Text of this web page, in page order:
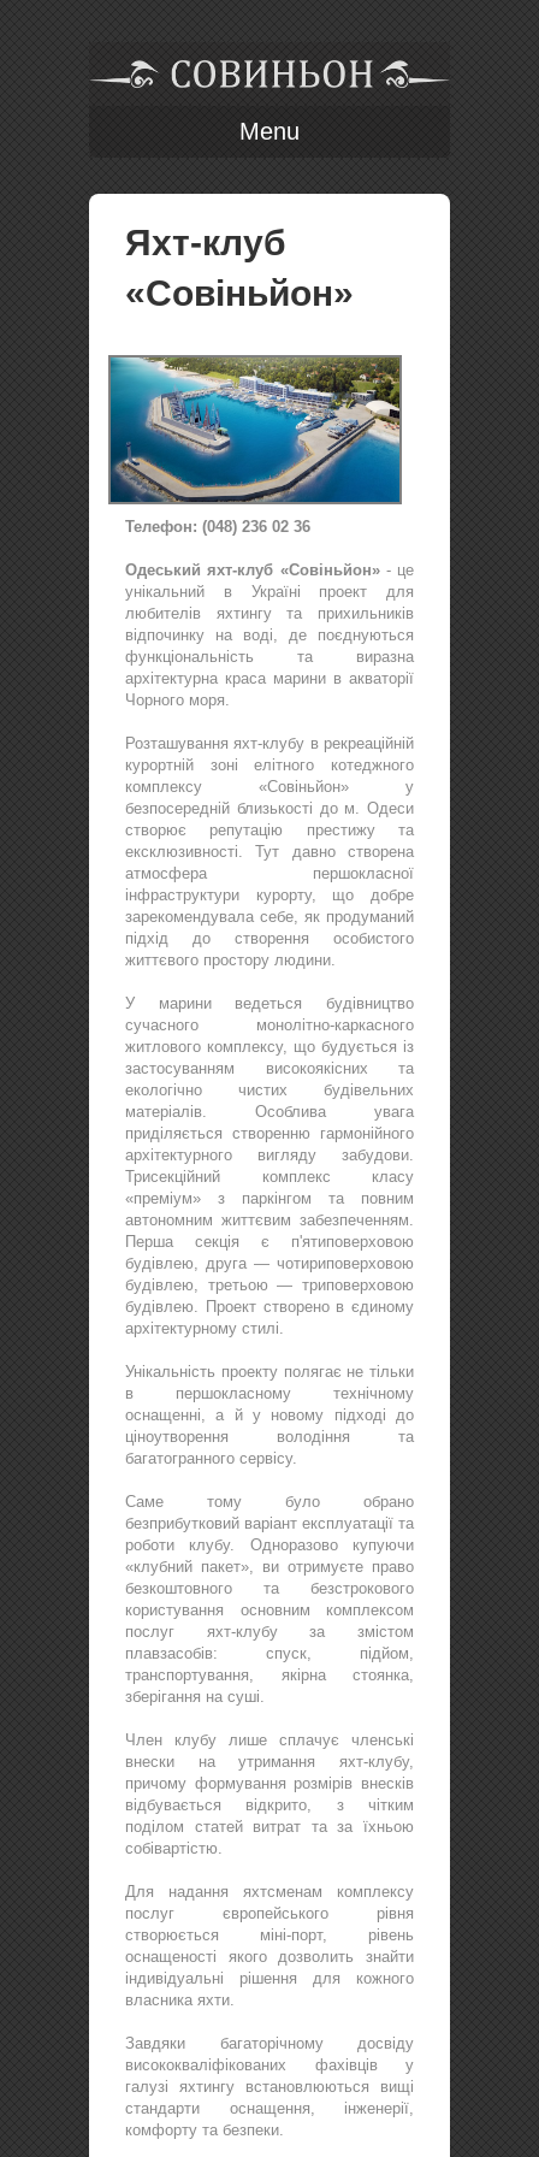
Menu
Яхт-клуб
«Совіньйон»
Телефон: (048) 236 02 36
Одеський яхт-клуб «Совіньйон»- це
унікальний в Україні проект для
любителів яхтингу та прихильників
відпочинку на воді, де поєднуються
функціональність та виразна
архітектурна краса марини в акваторії
Чорного моря.
Розташування яхт-клубу в рекреаційній
курортній зоні елітного котеджного
комплексу «Совіньйон» у
безпосередній близькості до м. Одеси
створює репутацію престижу та
ексклюзивності. Тут давно створена
атмосфера першокласної
інфраструктури курорту, що добре
зарекомендувала себе, як продуманий
підхід до створення особистого
життєвого простору людини.
У марини ведеться будівництво
сучасного монолітно-каркасного
житлового комплексу, що будується із
застосуванням високоякісних та
екологічно чистих будівельних
матеріалів. Особлива увага
приділяється створенню гармонійного
архітектурного вигляду забудови.
Трисекційний комплекс класу
«преміум» з паркінгом та повним
автономним життєвим забезпеченням.
Перша секція є п'ятиповерховою
будівлею, друга — чотириповерховою
будівлею, третьою — триповерховою
будівлею. Проект створено в єдиному
архітектурному стилі.
Унікальність проекту полягає не тільки
в першокласному технічному
оснащенні, а й у новому підході до
ціноутворення володіння та
багатогранного сервісу.
Саме тому було обрано
безприбутковий варіант експлуатації та
роботи клубу. Одноразово купуючи
«клубний пакет», ви отримуєте право
безкоштовного та безстрокового
користування основним комплексом
послуг яхт-клубу за змістом
плавзасобів: спуск, підйом,
транспортування, якірна стоянка,
зберігання на суші.
Член клубу лише сплачує членські
внески на утримання яхт-клубу,
причому формування розмірів внесків
відбувається відкрито, з чітким
поділом статей витрат та за їхньою
собівартістю.
Для надання яхтсменам комплексу
послуг європейського рівня
створюється міні-порт, рівень
оснащеності якого дозволить знайти
індивідуальні рішення для кожного
власника яхти.
Завдяки багаторічному досвіду
висококваліфікованих фахівців у
галузі яхтингу встановлюються вищі
стандарти оснащення, інженерії,
комфорту та безпеки.